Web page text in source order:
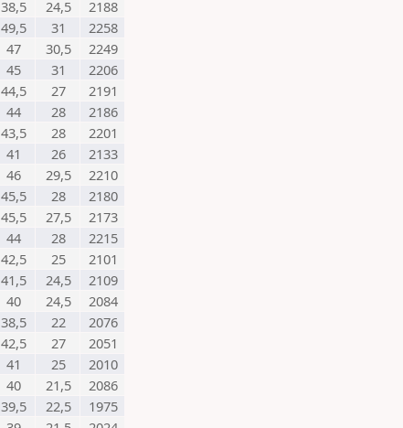
38,5 24,5
2188
49,5 31
2258
47 30,5
2249
45 31
2206
44,5 27
2191
44 28
2186
43,5 28
2201
41 26
2133
46 29,5
2210
45,5 28
2180
45,5 27,5
2173
44 28
2215
42,5 25
2101
41,5 24,5
2109
40 24,5
2084
38,5 22
2076
42,5 27
2051
41 25
2010
40 21,5
2086
39,5 22,5
1975